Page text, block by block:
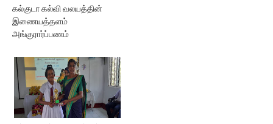
கல்குடா கல்வி வலயத்தின்
இணையத்தளம்
அங்குரார்ப்பணம்